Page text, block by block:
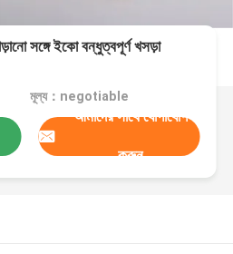
সঙ্গে ইকো বন্ধুত্বপূর্ণ খসড়া
মূল্য：negotiable
আমাদের সাথে যোগাযোগ
করুন